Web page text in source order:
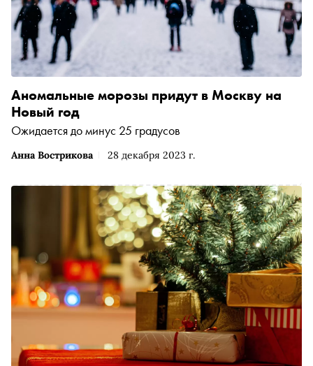
Анна Вострикова 28 декабря 2023 г.
Аномальные морозы придут в Москву на
Новый год
Ожидается до минус 25 градусов